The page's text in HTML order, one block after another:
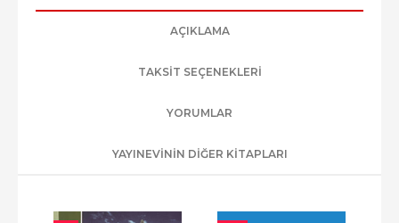
AÇIKLAMA
TAKSIT SEÇENEKLERI
YORUMLAR
YAYINEVININ DIĞER KITAPLARI